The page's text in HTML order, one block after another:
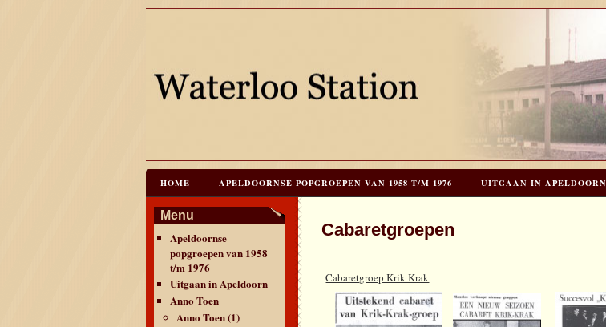
HOME APELDOORNSE POPGROEPEN VAN 1958 T/M 1976 UITGAAN IN APELDOORN
JAREN 60 FESTIVALS & REÜNIES
CONTACT & VERANTWOORDING LINKS LAATSTE UPDATES
Menu
Apeldoornse
popgroepen van 1958
t/m 1976
Uitgaan in Apeldoorn
Anno Toen
Anno Toen (1)
Cabaretgroepen
Cabaretgroep Krik Krak